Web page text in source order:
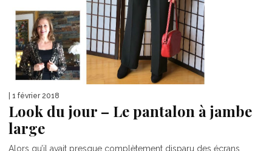
| 1 février 2018
Look du jour – Le pantalon à jambe
large
Alors qu’il avait presque complètement disparu des écrans